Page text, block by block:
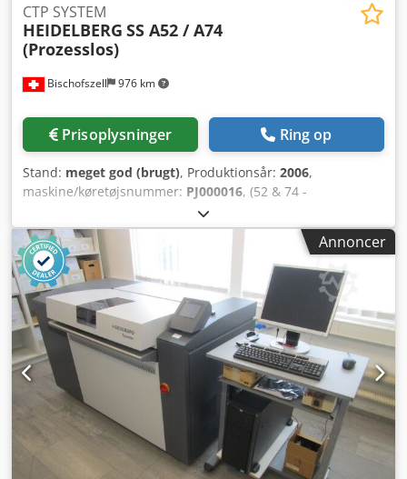
Bischofszell 976 km
CTP SYSTEM
HEIDELBERG SS A52 / A74
(Prozesslos)
Prisoplysninger Ring op
Stand: meget god (brugt), Produktionsår: 2006,
maskine/køretøjsnummer: PJ000016, (52 & 74 -
SOFTWARELICENS TIL BEGGE FORMATER) Type: PJ.003.0000
Kapacitet: op til 11 plader/time (afhænger af den anvendte
pladetype) Format: 52 & 74 med softwarelicens til begge
formater Pladeformater (H x B): fra 240 x 240 mm til 670 x
750 mm Pladetykkelse: 0,15 mm - 0,30 mm Opløsning: 2540
dpi, maks. 300 lpi, AM- og FM-raster Materialetæller:
26298,03 m2 Pladetæller: 81.600 stk. Eksporneringstæller:
81.322 stk. Samlet forbrugt materiale: 27.988,8 m2 Samlet
antal plader: 86.417 stk. Samlet antal eksporneringer:
86.220 stk. Samlet antal stanser: 86.524 stk. Samlet
driftstid: 85.165,82 timer Samlet eksporneringstid: 3.053,96
timer Udstyr / yderligere oplysninger: Dsdpfx Asvw Afxjk
Ueck Pladestabler, advand PST 26 Integreret Single
Cassette Loader, fuldautomatisk pladeind- og udlæsning
Annoncer